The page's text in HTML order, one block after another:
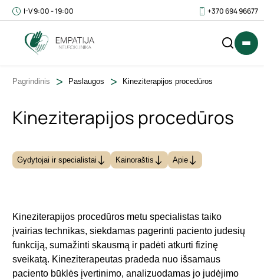
I-V 9:00 - 19:00 +370 694 96677
Pagrindinis Paslaugos Kineziterapijos procedūros
Kineziterapijos procedūros
Gydytojai ir specialistai Kainoraštis Apie
Kineziterapijos procedūros metu specialistas taiko
įvairias technikas, siekdamas pagerinti paciento judesių
funkciją, sumažinti skausmą ir padėti atkurti fizinę
sveikatą. Kineziterapeutas pradeda nuo išsamaus
paciento būklės įvertinimo, analizuodamas jo judėjimo